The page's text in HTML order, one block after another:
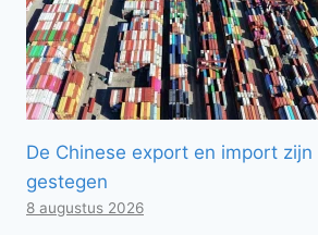
De Chinese export en import
gestegen
8 augustus 2026